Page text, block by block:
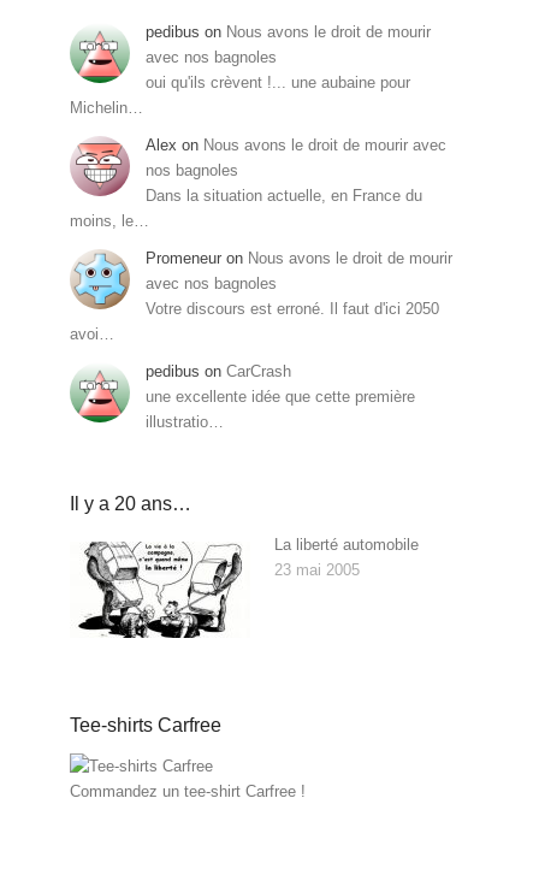
pedibus on Nous avons le droit de mourir
avec nos bagnoles
oui qu'ils crèvent !... une aubaine pour
Michelin…
Alex on Nous avons le droit de mourir avec
nos bagnoles
Dans la situation actuelle, en France du
moins, le…
Promeneur on Nous avons le droit de mourir
avec nos bagnoles
Votre discours est erroné. Il faut d'ici 2050
avoi…
pedibus on CarCrash
une excellente idée que cette première
illustratio…
Il y a 20 ans…
La liberté automobile
23 mai 2005
Tee-shirts Carfree
Commandez un tee-shirt Carfree !